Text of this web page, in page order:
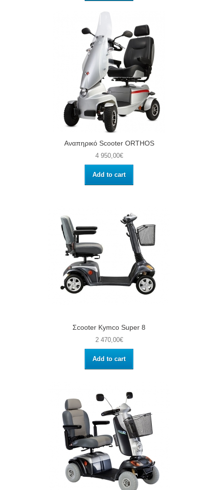
Αναπηρικό Scooter ORTHOS
4 950,00€
Add to cart
Σcooter Kymco Super 8
2 470,00€
Add to cart